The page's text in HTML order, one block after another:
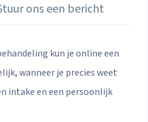
ons een bericht
kun je online een
wanneer je precies weet
intake en een persoonlijk